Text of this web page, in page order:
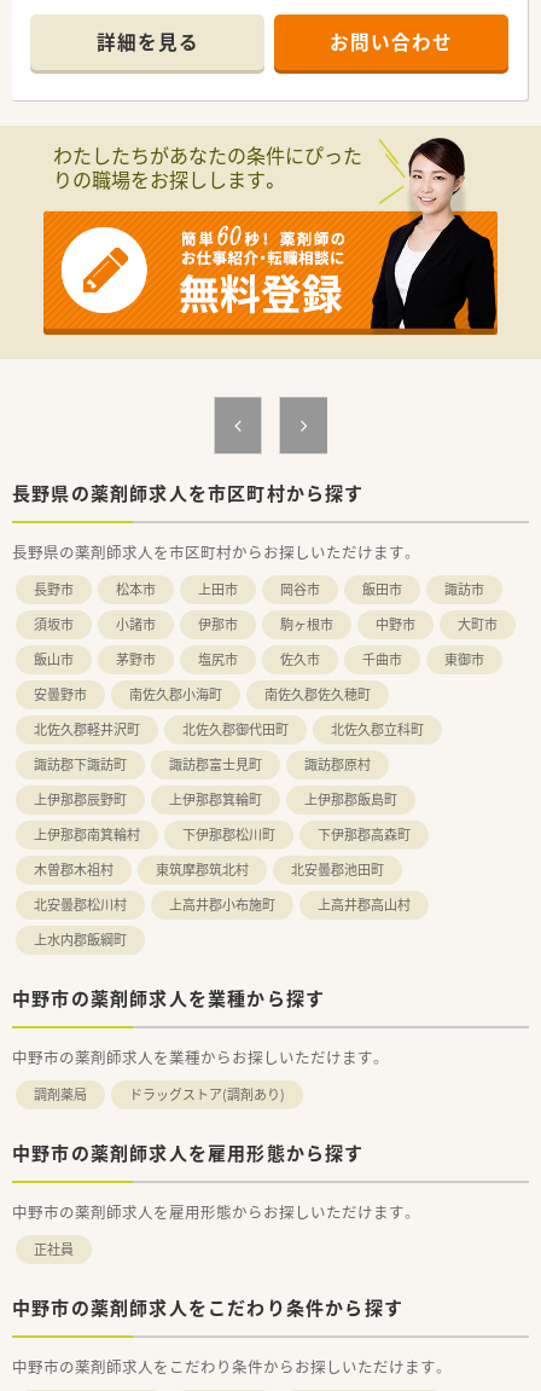
【店舗情報と応需状況について】
■最寄り駅の信州中野駅から徒歩で7分ほどの場所に位置してお
り、通勤の利便性が非常に高い調剤薬局です。
療科目をバランスよく学べる環境が整っています。
■在宅業務は居宅と施設の両方に対応しており、地域医療に深く
貢献しながら幅広い経験を積むことが可能です。
【法人特徴について】
■創業150年以上の歴史を誇る老舗企業であり、北陸地域をはじ
め全国に600店舗以上を展開して成長しています。
■利便性と信頼性を追求した店舗づくりを特長とし、地域住民に
とってなくてはならないかかりつけ薬局を目指します。
■最新の調剤機器を積極的に導入することで、薬剤師の業務負担
を軽減し安心して働ける環境を構築しています。
【こんな方にオススメ】
■処方箋枚数が多すぎない環境において、一人ひとりの患者様と
中で、腰を据えて長期的な勤務を続けたい方です。
■これまでの調剤経験や管理職経験を存分に活かし、早期に役職
詳細を見る お問い合わせ
わたしたちがあなたの条件にぴった
りの職場をお探しします。
長野県の薬剤師求人を市区町村から探す
長野県の薬剤師求人を市区町村からお探しいただけます。
長野市 松本市 上田市 岡谷市 飯田市
諏訪市
須坂市
小諸市 伊那市 駒ヶ根市 中野市
大町市
飯山市
茅野市 塩尻市 佐久市 千曲市
東御市
安曇野市
南佐久郡小海町
南佐久郡佐久穂町
北佐久郡軽井沢町
北佐久郡御代田町
北佐久郡立科町
諏訪郡下諏訪町
諏訪郡富士見町
諏訪郡原村
上伊那郡辰野町
上伊那郡箕輪町
上伊那郡飯島町
上伊那郡南箕輪村
下伊那郡松川町
下伊那郡高森町
木曽郡木祖村
東筑摩郡筑北村
北安曇郡池田町
北安曇郡松川村
上高井郡小布施町
上高井郡高山村
上水内郡飯綱町
中野市の薬剤師求人を業種から探す
中野市の薬剤師求人を業種からお探しいただけます。
調剤薬局 ドラッグストア(調剤あり)
中野市の薬剤師求人を雇用形態から探す
中野市の薬剤師求人を雇用形態からお探しいただけます。
正社員
中野市の薬剤師求人をこだわり条件から探す
中野市の薬剤師求人をこだわり条件からお探しいただけます。